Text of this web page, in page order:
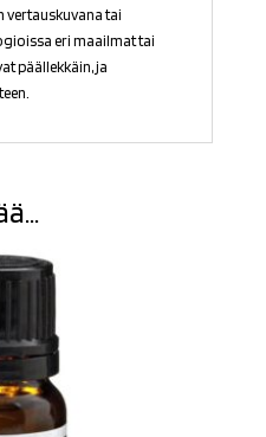
vertauskuvana tai
eri maailmat tai
päällekkäin, ja